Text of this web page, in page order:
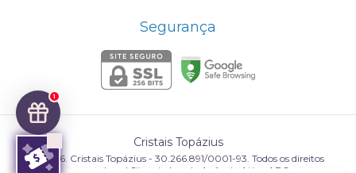
1
Segurança
Cristais Topázius
©2026. Cristais Topázius - 30.266.891/0001-93. Todos os direitos
reservados.